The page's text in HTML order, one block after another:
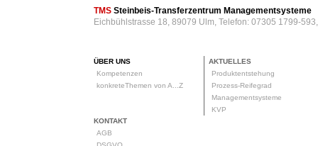
TMS Steinbeis-Transferzentrum Managementsysteme
Eichbühlstrasse 18, 89079 Ulm, Telefon: 07305 1799-
ÜBER UNS
Kompetenzen
konkreteThemen von A...Z
AKTUELLES
Produktentstehung
Prozess-Reifegrad
Managementsysteme
KVP
KONTAKT
AGB